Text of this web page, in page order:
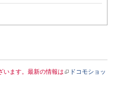
います。最新の情報は
ドコモショッ